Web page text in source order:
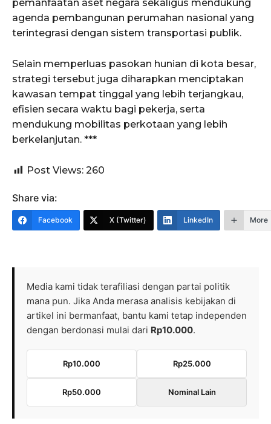
pemanfaatan aset negara sekaligus mendukung
agenda pembangunan perumahan nasional yang
terintegrasi dengan sistem transportasi publik.
Selain memperluas pasokan hunian di kota besar,
strategi tersebut juga diharapkan menciptakan
kawasan tempat tinggal yang lebih terjangkau,
efisien secara waktu bagi pekerja, serta
mendukung mobilitas perkotaan yang lebih
berkelanjutan. ***
Post Views: 260
Share via:
Facebook X (Twitter) LinkedIn More
Media kami tidak terafiliasi dengan partai politik
mana pun. Jika Anda merasa analisis kebijakan di
artikel ini bermanfaat, bantu kami tetap independen
dengan berdonasi mulai dari Rp10.000.
Rp10.000 Rp25.000
Rp50.000 Nominal Lain